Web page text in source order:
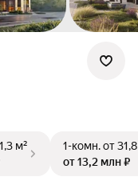
м²
1-комн.от
от 13,2 млн ₽